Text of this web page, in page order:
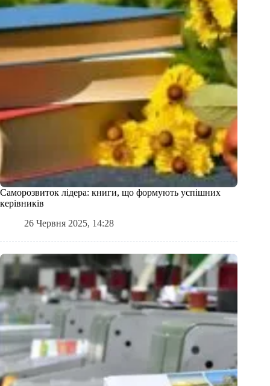
Саморозвиток лідера: книги, що формують успішних
керівників
26 Червня 2025, 14:28